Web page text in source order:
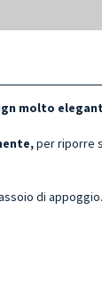
molto
per riporre
di